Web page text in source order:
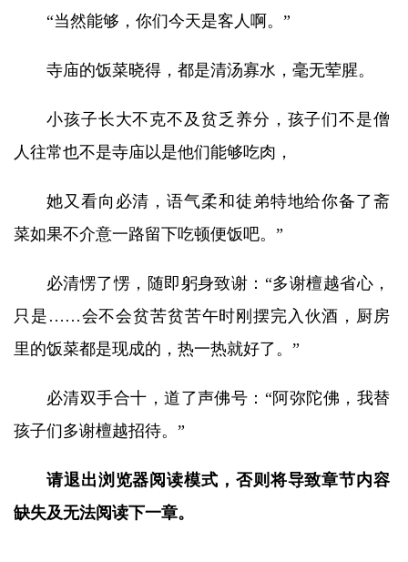
“当然能够，你们今天是客人啊。”
寺庙的饭菜晓得，都是清汤寡水，毫无荤腥。
小孩子长大不克不及贫乏养分，孩子们不是僧
人往常也不是寺庙以是他们能够吃肉，
她又看向必清，语气柔和徒弟特地给你备了斋
菜如果不介意一路留下吃顿便饭吧。”
必清愣了愣，随即躬身致谢：“多谢檀越省心，
只是……会不会贫苦贫苦午时刚摆完入伙酒，厨房
里的饭菜都是现成的，热一热就好了。”
必清双手合十，道了声佛号：“阿弥陀佛，我替
孩子们多谢檀越招待。”
请退出浏览器阅读模式，否则将导致章节内容
缺失及无法阅读下一章。